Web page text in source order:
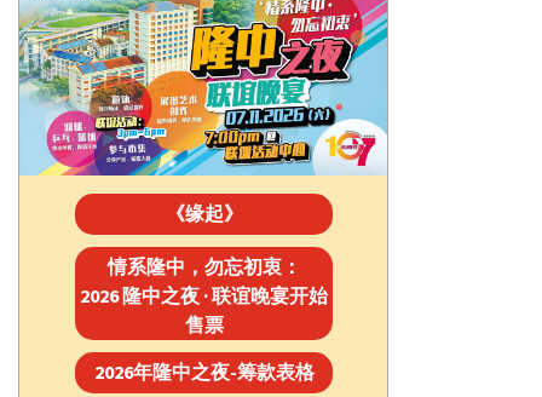
《缘起》
情系隆中，勿忘初衷：
2026 隆中之夜 · 联谊晚宴开始
售票
2026年隆中之夜-筹款表格